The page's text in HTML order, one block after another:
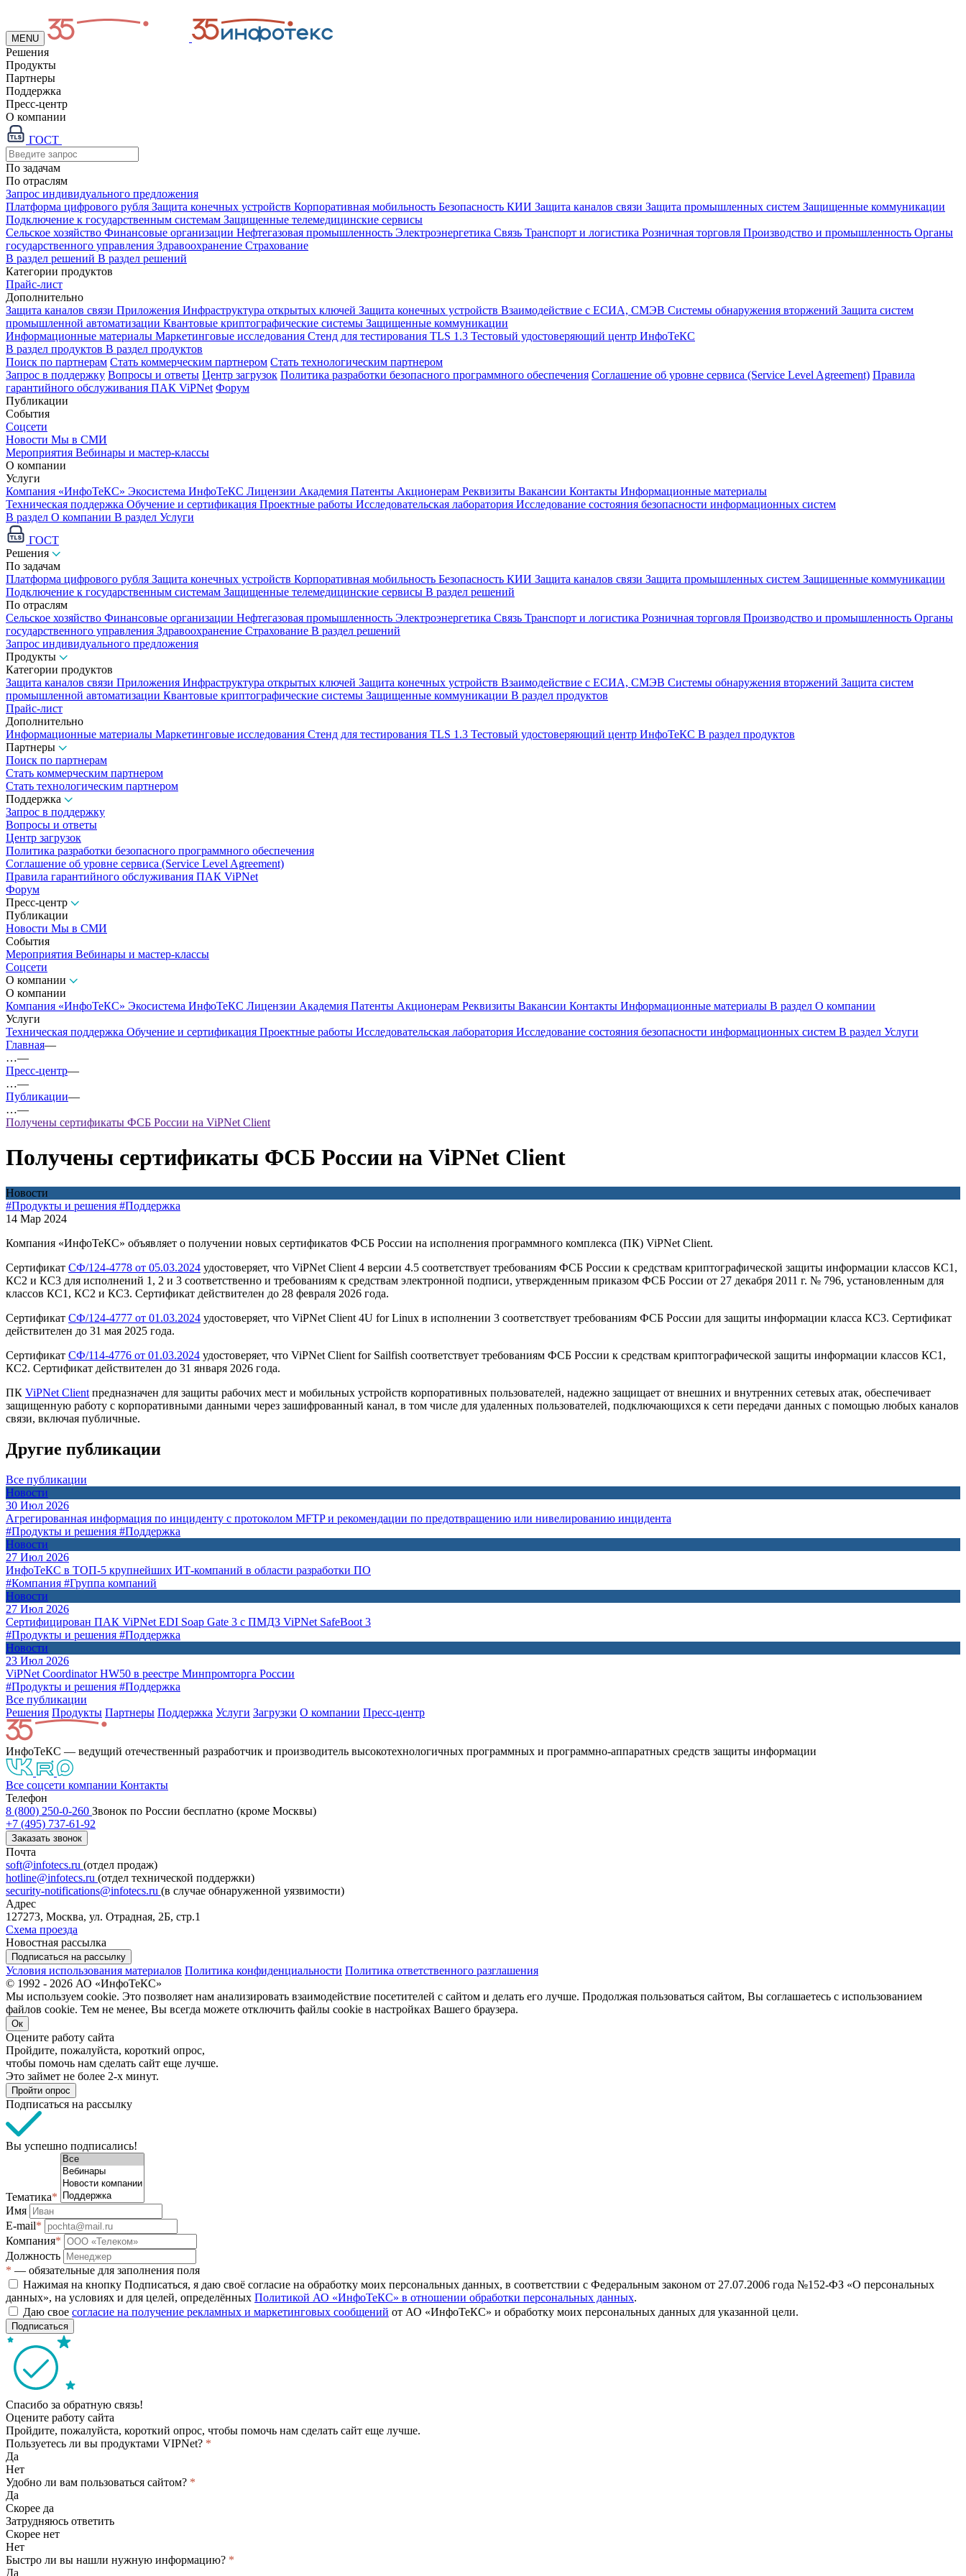
MENU
Решения
Продукты
Партнеры
Поддержка
Пресс-центр
О компании
ГОСТ
По задачам
По отраслям
Запрос индивидуального предложения
Платформа цифрового рубля Защита конечных устройств Корпоративная мобильность Безопасность КИИ Защита каналов связи Защита промышленных систем Защищенные коммуникации
Подключение к государственным системам Защищенные телемедицинские сервисы
Сельское хозяйство Финансовые организации Нефтегазовая промышленность Электроэнергетика Связь Транспорт и логистика Розничная торговля Производство и промышленность Органы
государственного управления Здравоохранение Страхование
В раздел решений В раздел решений
Категории продуктов
Прайс-лист
Дополнительно
Защита каналов связи Приложения Инфраструктура открытых ключей Защита конечных устройств Взаимодействие с ЕСИА, СМЭВ Системы обнаружения вторжений Защита систем
промышленной автоматизации Квантовые криптографические системы Защищенные коммуникации
Информационные материалы Маркетинговые исследования Стенд для тестирования TLS 1.3 Тестовый удостоверяющий центр ИнфоТеКС
В раздел продуктов В раздел продуктов
Поиск по партнерам Стать коммерческим партнером Стать технологическим партнером
Запрос в поддержку Вопросы и ответы Центр загрузок Политика разработки безопасного программного обеспечения Соглашение об уровне сервиса (Service Level Agreement) Правила
гарантийного обслуживания ПАК ViPNet Форум
Публикации
События
Соцсети
Новости Мы в СМИ
Мероприятия Вебинары и мастер-классы
О компании
Услуги
Компания «ИнфоТеКС» Экосистема ИнфоТеКС Лицензии Академия Патенты Акционерам Реквизиты Вакансии Контакты Информационные материалы
Техническая поддержка Обучение и сертификация Проектные работы Исследовательская лаборатория Исследование состояния безопасности информационных систем
В раздел О компании В раздел Услуги
ГОСТ
Решения
По задачам
Платформа цифрового рубля Защита конечных устройств Корпоративная мобильность Безопасность КИИ Защита каналов связи Защита промышленных систем Защищенные коммуникации
Подключение к государственным системам Защищенные телемедицинские сервисы В раздел решений
По отраслям
Сельское хозяйство Финансовые организации Нефтегазовая промышленность Электроэнергетика Связь Транспорт и логистика Розничная торговля Производство и промышленность Органы
государственного управления Здравоохранение Страхование В раздел решений
Запрос индивидуального предложения
Продукты
Категории продуктов
Защита каналов связи Приложения Инфраструктура открытых ключей Защита конечных устройств Взаимодействие с ЕСИА, СМЭВ Системы обнаружения вторжений Защита систем
промышленной автоматизации Квантовые криптографические системы Защищенные коммуникации В раздел продуктов
Прайс-лист
Дополнительно
Информационные материалы Маркетинговые исследования Стенд для тестирования TLS 1.3 Тестовый удостоверяющий центр ИнфоТеКС В раздел продуктов
Партнеры
Поиск по партнерам
Стать коммерческим партнером
Стать технологическим партнером
Поддержка
Запрос в поддержку
Вопросы и ответы
Центр загрузок
Политика разработки безопасного программного обеспечения
Соглашение об уровне сервиса (Service Level Agreement)
Правила гарантийного обслуживания ПАК ViPNet
Форум
Пресс-центр
Публикации
Новости Мы в СМИ
События
Мероприятия Вебинары и мастер-классы
Соцсети
О компании
О компании
Компания «ИнфоТеКС» Экосистема ИнфоТеКС Лицензии Академия Патенты Акционерам Реквизиты Вакансии Контакты Информационные материалы В раздел О компании
Услуги
Техническая поддержка Обучение и сертификация Проектные работы Исследовательская лаборатория Исследование состояния безопасности информационных систем В раздел Услуги
Главная—
…—
Пресс-центр—
…—
Публикации—
…—
Получены сертификаты ФСБ России на ViPNet Client
Получены сертификаты ФСБ России на ViPNet Client
Новости
#Продукты и решения #Поддержка
14 Мар 2024
Компания «ИнфоТеКС» объявляет о получении новых сертификатов ФСБ России на исполнения программного комплекса (ПК) ViPNet Client.
Сертификат СФ/124-4778 от 05.03.2024 удостоверяет, что ViPNet Client 4 версии 4.5 соответствует требованиям ФСБ России к средствам криптографической защиты информации классов КС1,
КС2 и КС3 для исполнений 1, 2 и 3 соответственно и требованиям к средствам электронной подписи, утвержденным приказом ФСБ России от 27 декабря 2011 г. № 796, установленным для
классов КС1, КС2 и КС3. Сертификат действителен до 28 февраля 2026 года.
Сертификат СФ/124-4777 от 01.03.2024 удостоверяет, что ViPNet Client 4U for Linux в исполнении 3 соответствует требованиям ФСБ России для защиты информации класса КС3. Сертификат
действителен до 31 мая 2025 года.
Сертификат СФ/114-4776 от 01.03.2024 удостоверяет, что ViPNet Client for Sailfish соответствует требованиям ФСБ России к средствам криптографической защиты информации классов КС1,
КС2. Сертификат действителен до 31 января 2026 года.
ПК ViPNet Client предназначен для защиты рабочих мест и мобильных устройств корпоративных пользователей, надежно защищает от внешних и внутренних сетевых атак, обеспечивает
защищенную работу с корпоративными данными через зашифрованный канал, в том числе для удаленных пользователей, подключающихся к сети передачи данных с помощью любых каналов
связи, включая публичные.
Другие публикации
Все публикации
Новости
30 Июл 2026
Агрегированная информация по инциденту с протоколом MFTP и рекомендации по предотвращению или нивелированию инцидента
#Продукты и решения #Поддержка
Новости
27 Июл 2026
ИнфоТеКС в ТОП-5 крупнейших ИТ-компаний в области разработки ПО
#Компания #Группа компаний
Новости
27 Июл 2026
Сертифицирован ПАК ViPNet EDI Soap Gate 3 с ПМДЗ ViPNet SafeBoot 3
#Продукты и решения #Поддержка
Новости
23 Июл 2026
ViPNet Coordinator HW50 в реестре Минпромторга России
#Продукты и решения #Поддержка
Все публикации
Решения Продукты Партнeры Поддержка Услуги Загрузки О компании Пресс-центр
ИнфоТеКС — ведущий отечественный разработчик и производитель высокотехнологичных программных и программно-аппаратных средств защиты информации
Все соцсети компании Контакты
Телефон
8 (800) 250-0-260 Звонок по России бесплатно (кроме Москвы)
+7 (495) 737-61-92
Заказать звонок
Почта
soft@infotecs.ru (отдел продаж)
hotline@infotecs.ru (отдел технической поддержки)
security-notifications@infotecs.ru (в случае обнаруженной уязвимости)
Адрес
127273, Москва, ул. Отрадная, 2Б, стр.1
Схема проезда
Новостная рассылка
Подписаться на рассылку
Условия использования материалов Политика конфиденциальности Политика ответственного разглашения
© 1992 - 2026 АО «ИнфоТеКС»
Мы используем cookie. Это позволяет нам анализировать взаимодействие посетителей с сайтом и делать его лучше. Продолжая пользоваться сайтом, Вы соглашаетесь с использованием
файлов cookie. Тем не менее, Вы всегда можете отключить файлы cookie в настройках Вашего браузера.
Ок
Оцените работу сайта
Пройдите, пожалуйста, короткий опрос,
чтобы помочь нам сделать сайт еще лучше.
Это займет не более 2-х минут.
Пройти опрос
Подписаться на рассылку
Вы успешно подписались!
Тематика*
Имя
E-mail*
Компания*
Должность
* — обязательные для заполнения поля
Нажимая на кнопку Подписаться, я даю своё согласие на обработку моих персональных данных, в соответствии с Федеральным законом от 27.07.2006 года №152-ФЗ «О персональных
данных», на условиях и для целей, определённых Политикой АО «ИнфоТеКС» в отношении обработки персональных данных.
Даю свое согласие на получение рекламных и маркетинговых сообщений от АО «ИнфоТеКС» и обработку моих персональных данных для указанной цели.
Подписаться
Спасибо за обратную связь!
Оцените работу сайта
Пройдите, пожалуйста, короткий опрос, чтобы помочь нам сделать сайт еще лучше.
Пользуетесь ли вы продуктами VIPNet? *
Да
Нет
Удобно ли вам пользоваться сайтом? *
Да
Скорее да
Затрудняюсь ответить
Скорее нет
Нет
Быстро ли вы нашли нужную информацию? *
Да